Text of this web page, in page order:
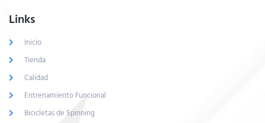
Links
Inicio
Tienda
Calidad
Entrenamiento Funcional
Bicicletas de Spinning